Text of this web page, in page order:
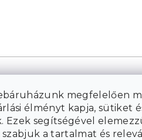
megfelelően
élményt kapja, sütiket
Ezek segítségével
a tartalmat és